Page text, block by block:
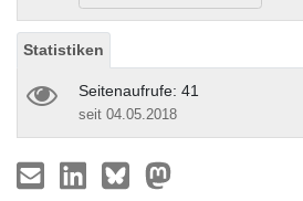
Statistiken
Seitenaufrufe: 41
seit 04.05.2018